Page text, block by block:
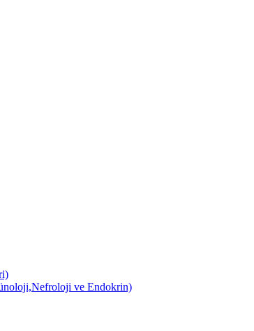
ve Endokrin)